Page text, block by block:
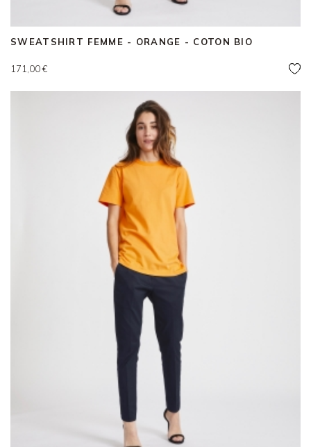
SWEATSHIRT FEMME - ORANGE - COTON BIO
Prix
171,00 €